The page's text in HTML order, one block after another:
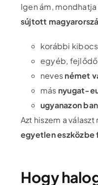
Igen ám,
sújtott
korábbi
egyéb,
nevesnémet
más nyugat-
ugyanazon
Azt hiszem a
egyetlen eszközbe
Hogy